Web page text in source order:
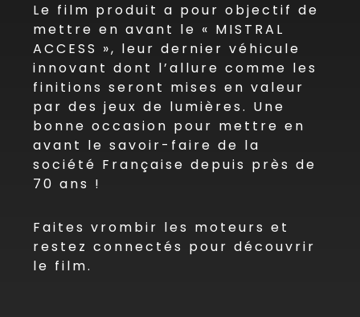
Le film produit a pour objectif de
mettre en avant le « MISTRAL
ACCESS », leur dernier véhicule
innovant dont l’allure comme les
finitions seront mises en valeur
par des jeux de lumières. Une
bonne occasion pour mettre en
avant le savoir-faire de la
société Française depuis près de
70 ans !
Faites vrombir les moteurs et
restez connectés pour découvrir
le film.